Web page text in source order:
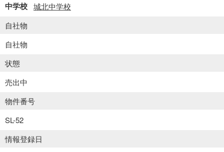
中学校 城北中学校
自社物
自社物
状態
売出中
物件番号
SL-52
情報登録日